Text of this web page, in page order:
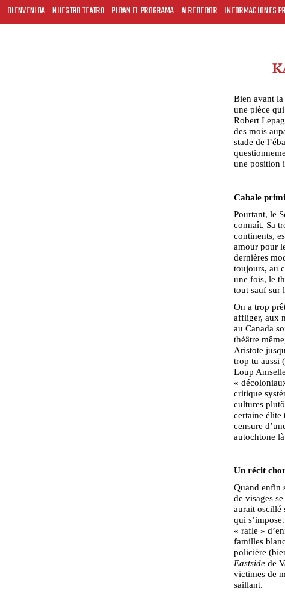
BIENVENIDA NUESTRO TEATRO PIDAN EL PROGRAMA ALREDEDOR INFORMACIONES
Bien avant
une pièce
Robert
des mois
stade de
une position
Cabale
Pourtant, le
connaît. Sa
continents,
amour pour
dernières
toujours, au
une fois, le
tout sauf sur
On a trop
affliger, aux
au Canada
théâtre
Aristote
trop tu aussi
Loup
«
critique
cultures
certaine élite
censure
autochtone
Un récit
Quand enfin
de visages
aurait oscillé
qui
« rafle »
familles
policière
Eastsidede
victimes de
saillant.